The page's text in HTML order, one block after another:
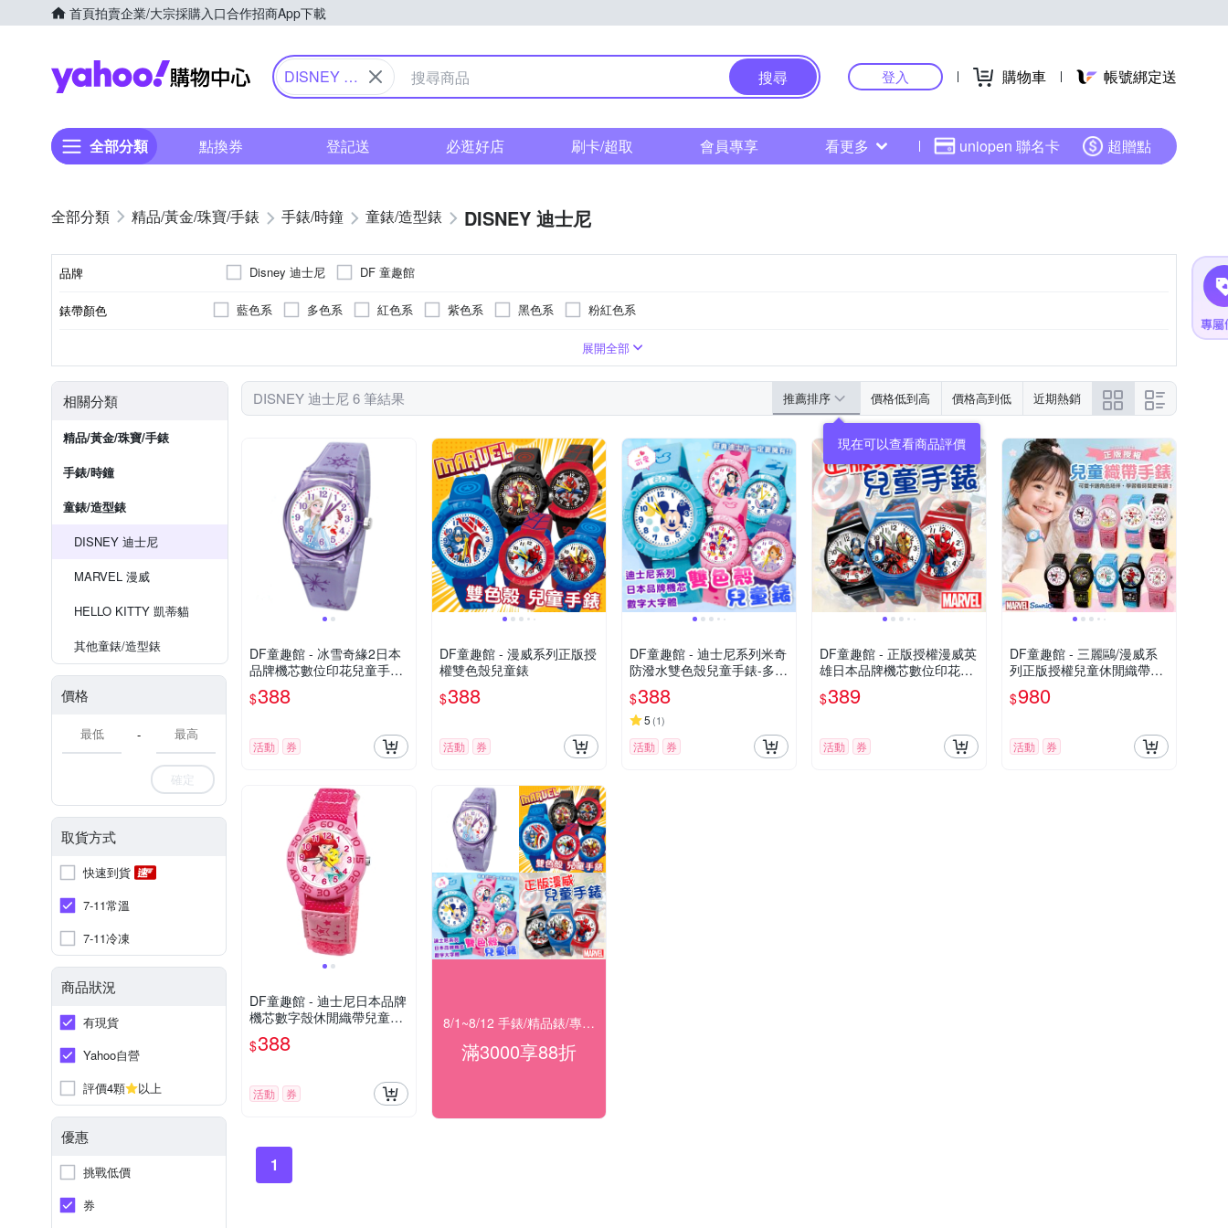
首頁拍賣企業/大宗採購入口合作招商App下載
Yahoo購物中心
DISNEY 迪
搜尋 登入 購物車 帳號綁定送
全部分類 點換券 登記送 必逛好店 刷卡/超取 會員專享 看更多 uniopen 聯名卡 超贈點
精品/黃金/珠寶/手錶 手錶/時鐘 童錶/造型錶 DISNEY 迪士尼
品牌 Disney 迪士尼 DF 童趣館
錶帶顏色 藍色系 多色系 紅色系 紫色系 黑色系 粉紅色系
咖啡色系
展開全部
相關分類
精品/黃金/珠寶/手錶
手錶/時鐘
童錶/造型錶
DISNEY 迪士尼
MARVEL 漫威
HELLO KITTY 凱蒂貓
其他童錶/造型錶
價格
-
確定
取貨方式
快速到貨
7-11常溫
7-11冷凍
商品狀況
有現貨
Yahoo自營
評價4顆
以上
優惠
挑戰低價
券
DISNEY 迪士尼 6 筆結果 推薦排序 價格低到高 價格高到低 近期熱銷
現在可以查看商品評價
DF童趣館 - 冰雪奇緣2日本
品牌機芯數位印花兒童手錶-
共3色
$388
活動 券
DF童趣館 - 漫威系列正版授
權雙色殼兒童錶
$388
活動 券
DF童趣館 - 迪士尼系列米奇
防潑水雙色殼兒童手錶-多款
可選
$388
5 (1)
活動 券
DF童趣館 - 正版授權漫威英
雄日本品牌機芯數位印花兒
童手錶
$389
活動 券
DF童趣館 - 三麗鷗/漫威系
列正版授權兒童休閒織帶錶
- 多款可選
$980
活動 券
DF童趣館 - 迪士尼日本品牌
機芯數字殼休閒織帶兒童手
錶 - 多款可選
$388
活動 券
8/1~8/12 手錶/精品錶/專櫃飾品 指定商品滿$3000享88折
滿3000享88折
1